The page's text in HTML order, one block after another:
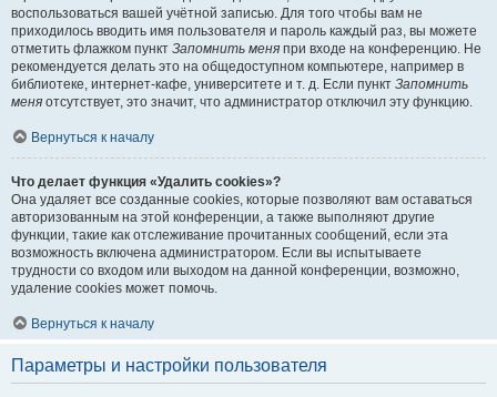
воспользоваться вашей учётной записью. Для того чтобы вам не
приходилось вводить имя пользователя и пароль каждый раз, вы можете
отметить флажком пункт Запомнить меня при входе на конференцию. Не
рекомендуется делать это на общедоступном компьютере, например в
библиотеке, интернет-кафе, университете и т. д. Если пункт Запомнить
меня отсутствует, это значит, что администратор отключил эту функцию.
Вернуться к началу
Что делает функция «Удалить cookies»?
Она удаляет все созданные cookies, которые позволяют вам оставаться
авторизованным на этой конференции, а также выполняют другие
функции, такие как отслеживание прочитанных сообщений, если эта
возможность включена администратором. Если вы испытываете
трудности со входом или выходом на данной конференции, возможно,
удаление cookies может помочь.
Вернуться к началу
Параметры и настройки пользователя